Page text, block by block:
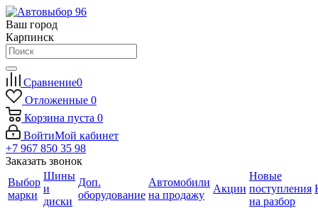
Ваш город
Карпинск
Сравнение0
Отложенные 0
Корзина пуста 0
ВойтиМой кабинет
+7 967 850 35 98
Заказать звонок
Выбор
марки
Шины
и
диски
Доп.
оборудование
Автомобили
на продажу
Акции
Новые
поступления
на разбор